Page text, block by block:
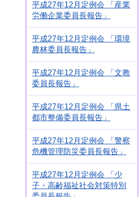
平成27年12月定例会 「産業
労働企業委員長報告」
平成27年12月定例会 「環境
農林委員長報告」
平成27年12月定例会 「文教
委員長報告」
平成27年12月定例会 「県土
都市整備委員長報告」
平成27年12月定例会 「警察
危機管理防災委員長報告」
平成27年12月定例会 「少
子・高齢福祉社会対策特別